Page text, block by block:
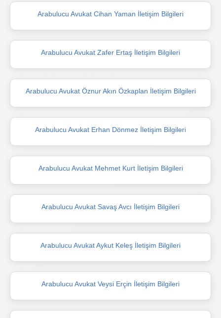
Arabulucu Avukat Cihan Yaman İletişim Bilgileri
Arabulucu Avukat Zafer Ertaş İletişim Bilgileri
Arabulucu Avukat Öznur Akın Özkaplan İletişim Bilgileri
Arabulucu Avukat Erhan Dönmez İletişim Bilgileri
Arabulucu Avukat Mehmet Kurt İletişim Bilgileri
Arabulucu Avukat Savaş Avcı İletişim Bilgileri
Arabulucu Avukat Aykut Keleş İletişim Bilgileri
Arabulucu Avukat Veysi Erçin İletişim Bilgileri